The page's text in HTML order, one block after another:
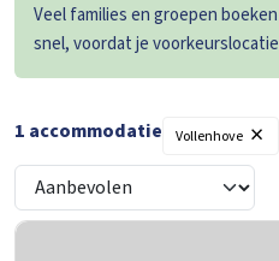
Veel families en groepen
snel, voordat je
1 accommodatie Vollenhove ×